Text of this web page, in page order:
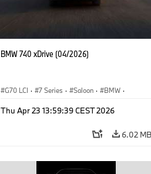
BMW 740 xDrive (04/2026)
G70 LCI · 7 Series · Saloon · BMW ·
Thu Apr 23 13:59:39 CEST 2026
6.02 MB